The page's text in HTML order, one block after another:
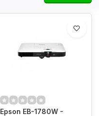
Epson EB-1780W -